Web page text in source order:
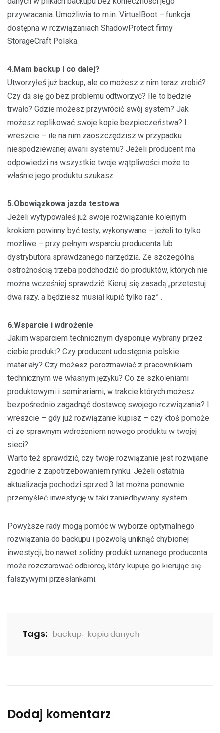
przywracania. Umożliwia to m.in. VirtualBoot – funkcja
dostępna w rozwiązaniach ShadowProtect firmy
StorageCraft Polska.
4.Mam backup i co dalej?
Utworzyłeś już backup, ale co możesz z nim teraz zrobić?
Czy da się go bez problemu odtworzyć? Ile to będzie
trwało? Gdzie możesz przywrócić swój system? Jak
możesz replikować swoje kopie bezpieczeństwa? I
wreszcie – ile na nim zaoszczędzisz w przypadku
niespodziewanej awarii systemu? Jeżeli producent ma
odpowiedzi na wszystkie twoje wątpliwości może to
właśnie jego produktu szukasz.
5.Obowiązkowa jazda testowa
Jeżeli wytypowałeś już swoje rozwiązanie kolejnym
krokiem powinny być testy, wykonywane – jeżeli to tylko
możliwe – przy pełnym wsparciu producenta lub
dystrybutora sprawdzanego narzędzia. Ze szczególną
ostrożnością trzeba podchodzić do produktów, których nie
można wcześniej sprawdzić. Kieruj się zasadą „przetestuj
dwa razy, a będziesz musiał kupić tylko raz” .
6.Wsparcie i wdrożenie
Jakim wsparciem technicznym dysponuje wybrany przez
ciebie produkt? Czy producent udostępnia polskie
materiały? Czy możesz porozmawiać z pracownikiem
technicznym we własnym języku? Co ze szkoleniami
produktowymi i seminariami, w trakcie których możesz
bezpośrednio zagadnąć dostawcę swojego rozwiązania? I
wreszcie – gdy już rozwiązanie kupisz – czy ktoś pomoże
ci ze sprawnym wdrożeniem nowego produktu w twojej
sieci?
Warto też sprawdzić, czy twoje rozwiązanie jest rozwijane
zgodnie z zapotrzebowaniem rynku. Jeżeli ostatnia
aktualizacja pochodzi sprzed 3 lat można ponownie
przemyśleć inwestycję w taki zaniedbywany system.
Powyższe rady mogą pomóc w wyborze optymalnego
rozwiązania do backupu i pozwolą uniknąć chybionej
inwestycji, bo nawet solidny produkt uznanego producenta
może rozczarować odbiorcę, który kupuje go kierując się
fałszywymi przesłankami.
Tags: backup, kopia danych
Dodaj komentarz